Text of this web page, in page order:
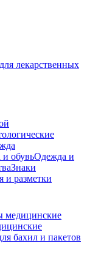
лекарственных
и обувьОдежда и
Знаки
и разметки
медицинские
бахил и пакетов